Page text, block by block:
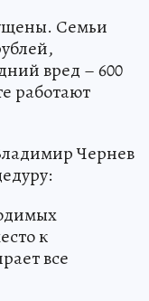
Семьи
вред – 600
работают
Чернев
к
все